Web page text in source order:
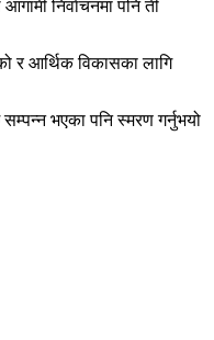
निर्वाचनमा पनि ती
र आर्थिक विकासका लागि
भएका पनि स्मरण गर्नुभयो